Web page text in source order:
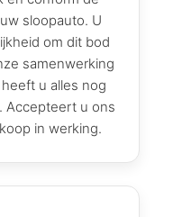
sloopauto. U
om dit bod
samenwerking
u alles nog
Accepteert u ons
in werking.